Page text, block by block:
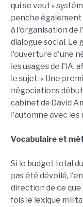
qui se veut «
penche également
à l'organisation de
dialogue social. Le
l'ouverture d'une
les usages de l'IA,
le sujet. « Une
négociations
cabinet de David
l'automne avec
Vocabulaire et
Si le budget total
pas été dévoilé,
direction de ce
fois le lexique